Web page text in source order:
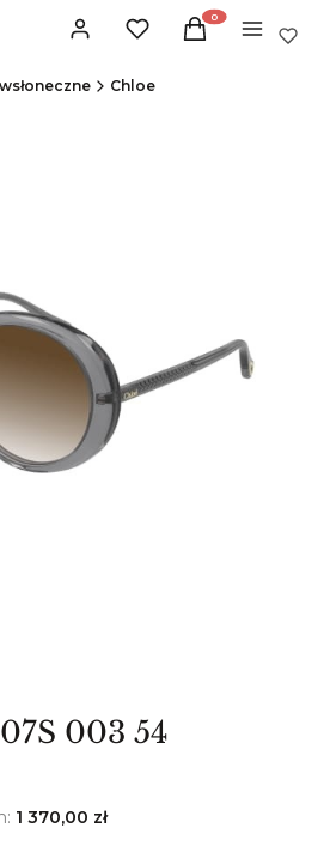
Zaloguj sięUlubione Produkty w
Koszyk Menu
Chloe
003 54
1 370,00 zł